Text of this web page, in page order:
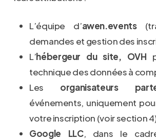
L’équipe d’awen.events
demandes et gestion des
L’hébergeur du site, OVH
technique des donnéesà
Les organisateurs
événements, uniquement
votre inscription (voir section
Google LLC, dans le